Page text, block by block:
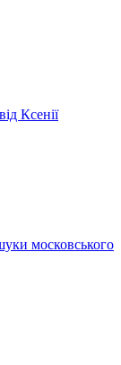
Ксенії
московського